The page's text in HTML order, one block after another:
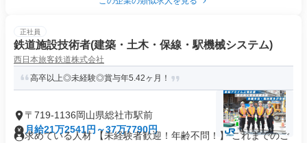
正社員
鉄道施設技術者(建築・土木・保線・駅機械システム)
西日本旅客鉄道株式会社
高卒以上◎未経験◎賞与年5.42ヶ月！
〒719-1136岡山県総社市駅前
月給21万2541円～37万7790円
求めている人材 【未経験者歓迎！年齢不問！】 これまでのご